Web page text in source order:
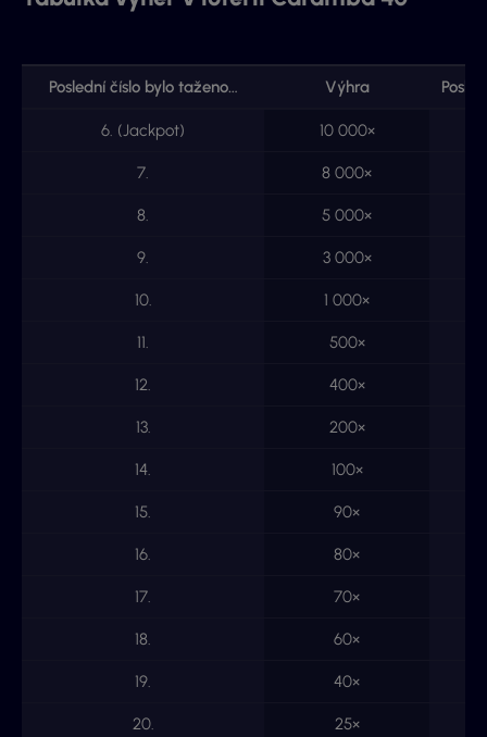
Poslední číslo bylo taženo… Výhra
6. (Jackpot) 10 000×
7. 8 000×
8. 5 000×
9. 3 000×
10. 1 000×
11. 500×
12. 400×
13. 200×
14. 100×
15. 90×
16. 80×
17. 70×
18. 60×
19. 40×
20. 25×